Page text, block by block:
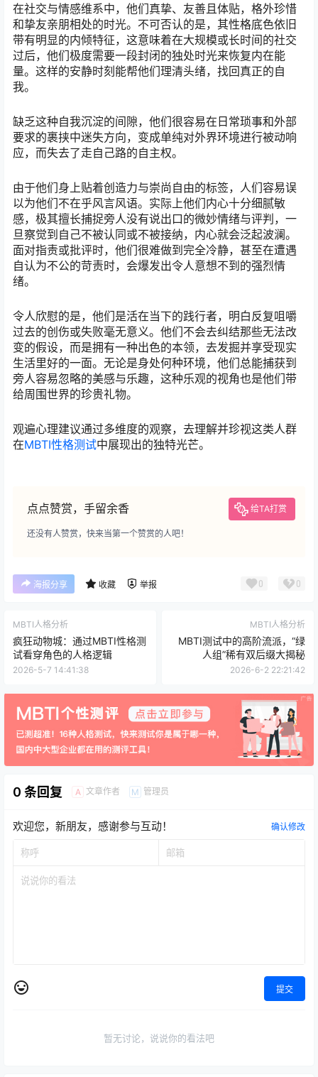
在社交与情感维系中，他们真挚、友善且体贴，格外珍惜
和挚友亲朋相处的时光。不可否认的是，其性格底色依旧
带有明显的内倾特征，这意味着在大规模或长时间的社交
过后，他们极度需要一段封闭的独处时光来恢复内在能
量。这样的安静时刻能帮他们理清头绪，找回真正的自
我。
缺乏这种自我沉淀的间隙，他们很容易在日常琐事和外部
要求的裹挟中迷失方向，变成单纯对外界环境进行被动响
应，而失去了走自己路的自主权。
由于他们身上贴着创造力与崇尚自由的标签，人们容易误
以为他们不在乎风言风语。实际上他们内心十分细腻敏
感，极其擅长捕捉旁人没有说出口的微妙情绪与评判，一
旦察觉到自己不被认同或不被接纳，内心就会泛起波澜。
面对指责或批评时，他们很难做到完全冷静，甚至在遭遇
自认为不公的苛责时，会爆发出令人意想不到的强烈情
绪。
令人欣慰的是，他们是活在当下的践行者，明白反复咀嚼
过去的创伤或失败毫无意义。他们不会去纠结那些无法改
变的假设，而是拥有一种出色的本领，去发掘并享受现实
生活里好的一面。无论是身处何种环境，他们总能捕获到
旁人容易忽略的美感与乐趣，这种乐观的视角也是他们带
给周围世界的珍贵礼物。
观遍心理建议通过多维度的观察，去理解并珍视这类人群
在MBTI性格测试中展现出的独特光芒。
点点赞赏，手留余香 给TA打赏
还没有人赞赏，快来当第一个赞赏的人吧！
海报分享 收藏 举报 0 0
MBTI人格分析
疯狂动物城：通过MBTI性格测
试看穿角色的人格逻辑
2026-5-7 14:41:38
MBTI人格分析
MBTI测试中的高阶流派，“绿
人组”稀有双后缀大揭秘
2026-6-2 22:21:42
0 条回复 A 文章作者 M 管理员
欢迎您，新朋友，感谢参与互动！ 确认修改
提交
暂无讨论，说说你的看法吧